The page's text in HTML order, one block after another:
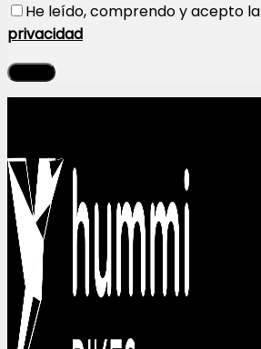
He leído, comprendo y acepto la
privacidad